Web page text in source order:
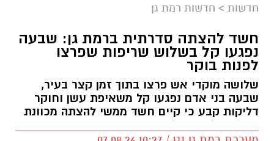
לרפואה.
לפרנסה.
לילדים.
לזיווג.
אנחנו משוכנעים שהברכה תגיע ביום שבו המציאות
תשתנה.
חדשות > חדשות רמת גן
חשד להצתה סדרתית ברמת גן: שבעה
נפגעו קל בשלוש שריפות שפרצו
לפנות בוקר
שלושה מוקדי אש פרצו בתוך זמן קצר בעיר,
שבעה בני אדם נפגעו קל משאיפת עשן וחוקר
דליקות קבע כי קיים חשד ממשי להצתה מכוונת